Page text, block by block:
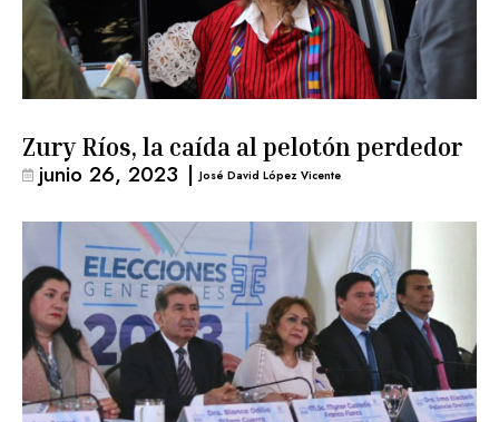
Zury Ríos, la caída al pelotón perdedor
junio 26, 2023 | José David López Vicente